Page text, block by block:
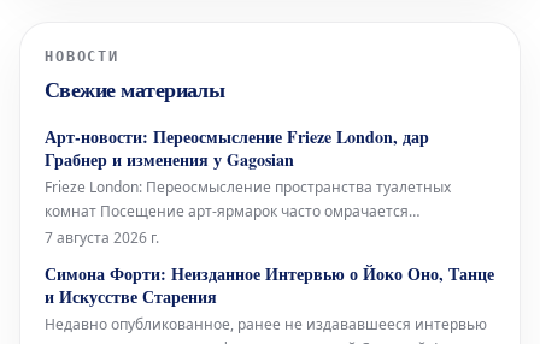
Следственного комитета России.
НОВОСТИ
Свежие материалы
Арт-новости: Переосмысление Frieze London, дар
Грабнер и изменения у Gagosian
Frieze London: Переосмысление пространства туалетных
комнат Посещение арт-ярмарок часто омрачается
состоянием туалетных комнат – будь то унылые биотуалеты в
помещения с одной кабинкой «только для экспонентов».
Возможно, поэтому Fr
7 августа 2026 г.
Симона Форти: Неизданное Интервью о Йоко Оно, Танце
и Искусстве Старения
Недавно опубликованное, ранее не издававшееся интервью